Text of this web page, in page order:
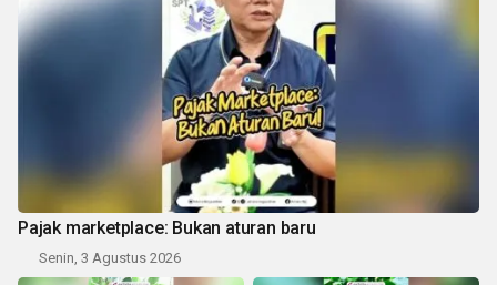
Pajak marketplace: Bukan aturan baru
Senin, 3 Agustus 2026